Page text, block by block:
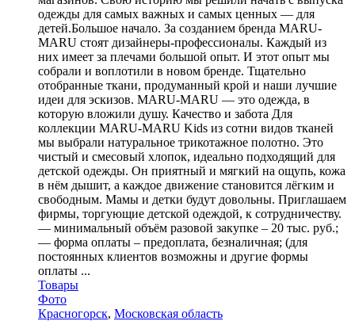
одежды для самых важных и самых ценных — для
детей.Большое начало. За созданием бренда MARU-
MARU стоят дизайнеры-профессионалы. Каждый из
них имеет за плечами большой опыт. И этот опыт мы
собрали и воплотили в новом бренде. Тщательно
отобранные ткани, продуманный крой и наши лучшие
идеи для эскизов. MARU-MARU — это одежда, в
которую вложили душу. Качество и забота Для
коллекции MARU-MARU Kids из сотни видов тканей
мы выбрали натуральное трикотажное полотно. Это
чистый и смесовый хлопок, идеально подходящий для
детской одежды. Он приятный и мягкий на ощупь, кожа
в нём дышит, а каждое движение становится лёгким и
свободным. Мамы и детки будут довольны. Приглашаем
фирмы, торгующие детской одеждой, к сотрудничеству.
— минимальный объём разовой закупке – 20 тыс. руб.;
— форма оплаты – предоплата, безналичная; (для
постоянных клиентов возможны и другие формы
оплаты ...
Товары
Фото
Красногорск, Московская область